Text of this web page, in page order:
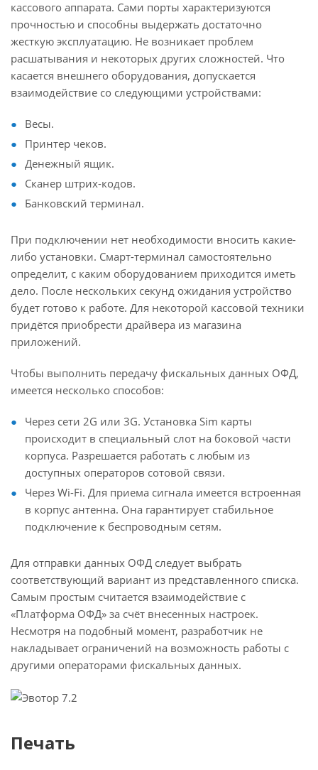
кассового аппарата. Сами порты характеризуются
прочностью и способны выдержать достаточно
жесткую эксплуатацию. Не возникает проблем
расшатывания и некоторых других сложностей. Что
касается внешнего оборудования, допускается
взаимодействие со следующими устройствами:
Весы.
Принтер чеков.
Денежный ящик.
Сканер штрих-кодов.
Банковский терминал.
При подключении нет необходимости вносить какие-
либо установки. Смарт-терминал самостоятельно
определит, с каким оборудованием приходится иметь
дело. После нескольких секунд ожидания устройство
будет готово к работе. Для некоторой кассовой техники
придётся приобрести драйвера из магазина
приложений.
Чтобы выполнить передачу фискальных данных ОФД,
имеется несколько способов:
Через сети 2G или 3G. Установка Sim карты
происходит в специальный слот на боковой части
корпуса. Разрешается работать с любым из
доступных операторов сотовой связи.
Через Wi-Fi. Для приема сигнала имеется встроенная
в корпус антенна. Она гарантирует стабильное
подключение к беспроводным сетям.
Для отправки данных ОФД следует выбрать
соответствующий вариант из представленного списка.
Самым простым считается взаимодействие с
«Платформа ОФД» за счёт внесенных настроек.
Несмотря на подобный момент, разработчик не
накладывает ограничений на возможность работы с
другими операторами фискальных данных.
Печать